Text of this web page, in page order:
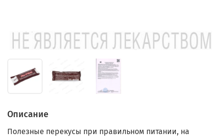
Описание
Полезные перекусы при правильном питании, на